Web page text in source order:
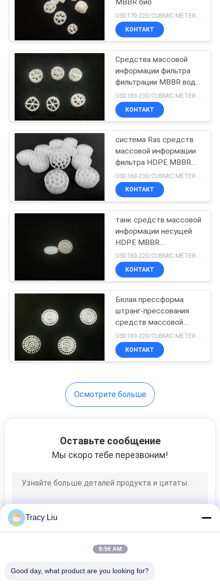
MBBR био
КОНТАКТ
Средства массовой
информации фильтра
фильтрации MBBR воды
HDPE девственницы
16X10mm
КОНТАКТ
система Ras средств
массовой информации
фильтра HDPE MBBR
девственницы
25X10mm
КОНТАКТ
танк средств массовой
информации несущей
HDPE MBBR
девственницы 25X4
Mm анаэробный
USD180-220/CUBMIC METER MOQ:1CubmicMeter
КОНТАКТ
Белая прессформа
штранг-прессования
средств массовой
информации фильтра
отработанной воды
25X4mm
USD180-220/CUBMIC METER MOQ:1CubmicMeter
КОНТАКТ
Осмотрите больше
Оставьте сообщение
Мы скоро тебе перезвоним!
Tracy Liu
9:56 AM
Good day, what product are you looking for?